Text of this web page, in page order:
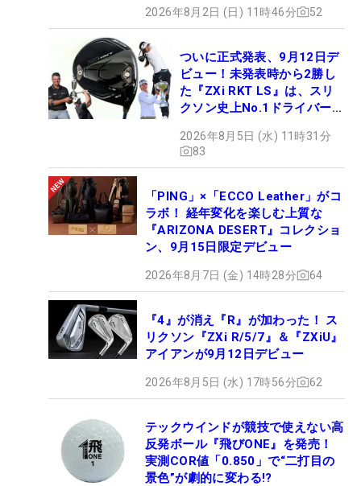
2026年8月2日 (日) 11時46分 52
ついに正式発表、9月12日デ
ビュー！未発表時から2勝し
た『ZXi RKT LS』は、スリ
クソン史上No.1ドライバー!?
2026年8月5日 (水) 11時31分
83
「PING」×「ECCO Leather」がコ
ラボ！ 経年変化を楽しむ上質な
『ARIZONA DESERT』コレクショ
ン、9月15日限定デビュー
2026年8月7日 (金) 14時28分 64
『4』が消え『R』が加わった！ ス
リクソン『ZXi R/5/7』＆『ZXiU』
アイアンが9月12日デビュー
2026年8月5日 (水) 17時56分 62
テックウインドが競技で使えない高
反発ボール『飛びONE』を発売！
実測COR値「0.850」で“二打目の
景色”が劇的に変わる!?